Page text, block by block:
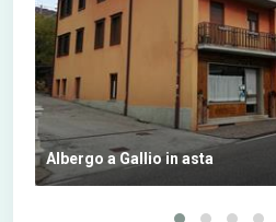
Albergo a Gallio in asta